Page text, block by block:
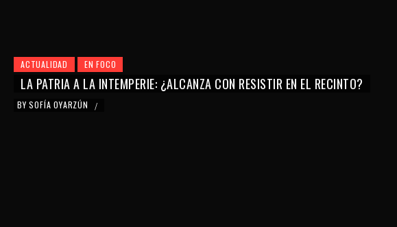
ACTUALIDAD EN FOCO
LA PATRIA A LA INTEMPERIE: ¿ALCANZA CON RESISTIR EN EL RECINTO?
BY SOFÍA OYARZÚN /